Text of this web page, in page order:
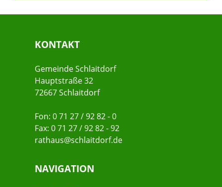
KONTAKT
Gemeinde Schlaitdorf
Hauptstraße 32
72667 Schlaitdorf
Fon: 0 71 27 / 92 82 - 0
Fax: 0 71 27 / 92 82 - 92
rathaus@schlaitdorf.de
NAVIGATION